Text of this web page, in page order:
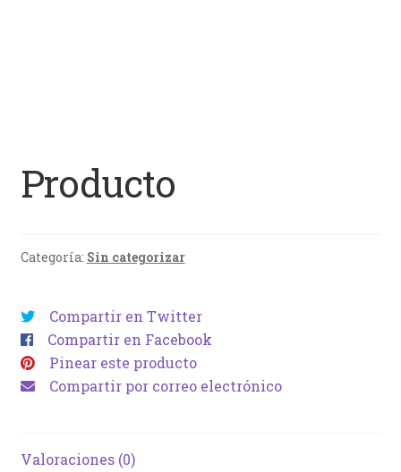
Producto
Categoría: Sin categorizar
Compartir en Twitter
Compartir en Facebook
Pinear este producto
Compartir por correo electrónico
Valoraciones (0)